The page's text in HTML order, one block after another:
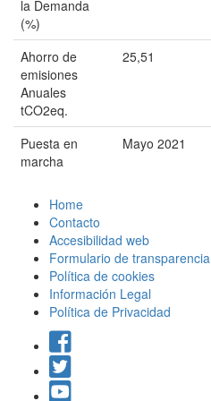
la Demanda
(%)
Ahorro de
emisiones
Anuales
tCO2eq.
25,51
Puesta en
marcha
Mayo 2021
Home
Contacto
Accesibilidad web
Formulario de transparencia
Política de cookies
Información Legal
Política de Privacidad